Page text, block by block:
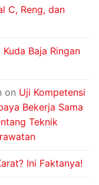
C, Reng, dan
Baja Ringan
on Uji Kompetensi
Bekerja Sama
Teknik
Ini Faktanya!